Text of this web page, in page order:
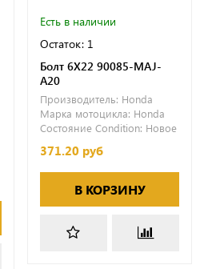
Есть в наличии
Остаток: 1
Болт 6X22 90085-MAJ-
A20
Производитель: Honda
Марка мотоцикла: Honda
Состояние Condition: Новое
371.20 руб
В КОРЗИНУ